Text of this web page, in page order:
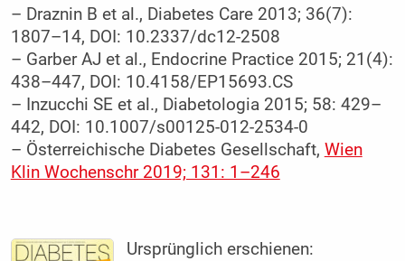
– Draznin B et al., Diabetes Care 2013; 36(7):
1807–14, DOI: 10.2337/dc12-2508
– Garber AJ et al., Endocrine Practice 2015; 21(4):
438–447, DOI: 10.4158/EP15693.CS
– Inzucchi SE et al., Diabetologia 2015; 58: 429–
442, DOI: 10.1007/s00125-012-2534-0
– Österreichische Diabetes Gesellschaft, Wien
Klin Wochenschr 2019; 131: 1–246
Ursprünglich erschienen: